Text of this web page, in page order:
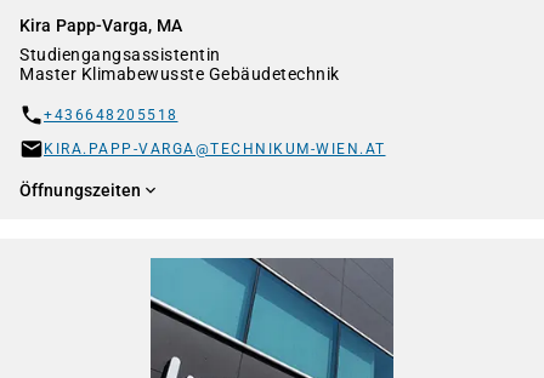
Kira Papp-Varga, MA
Studiengangsassistentin
Master Klimabewusste Gebäudetechnik
+436648205518
KIRA.PAPP-VARGA@TECHNIKUM-WIEN.AT
Öffnungszeiten